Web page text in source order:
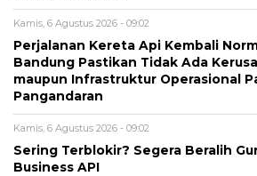
Kamis, 6 Agustus 2026 - 09:02
Perjalanan Kereta Api Kembali
Bandung Pastikan Tidak Ada
maupun Infrastruktur Operasional
Pangandaran
Kamis, 6 Agustus 2026 - 09:02
Sering Terblokir? Segera Beralih
Business API